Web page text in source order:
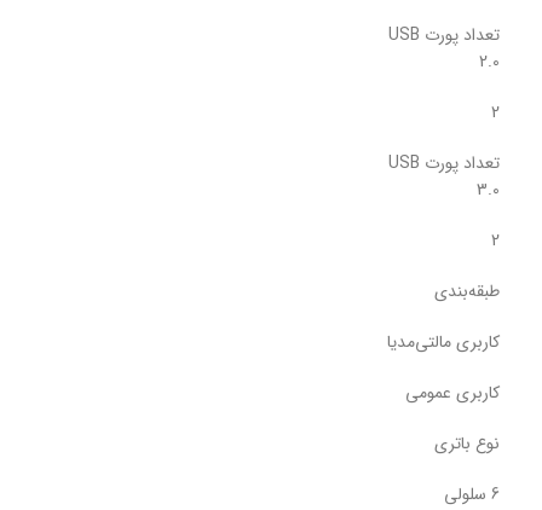
تعداد پورت USB
2.0
2
تعداد پورت USB
3.0
2
طبقه‌بندی
کاربری مالتی‌مدیا
کاربری عمومی
نوع باتری
6 سلولی